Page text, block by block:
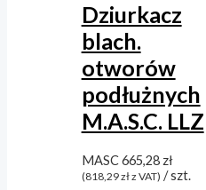
Dziurkacz
blach.
otworów
podłużnych
M.A.S.C. LLZ
MASC665,28 zł
(818,29złz VAT) / szt.